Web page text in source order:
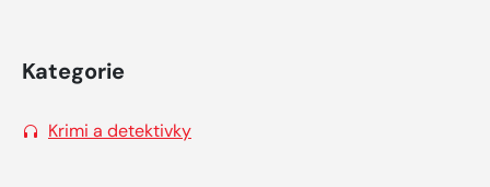
Kategorie
Krimi a detektivky